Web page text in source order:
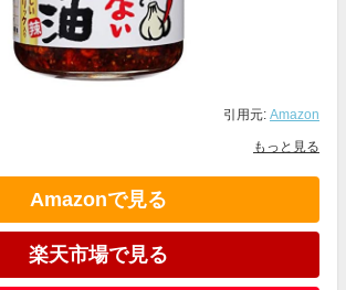
引用元: Amazon
もっと見る
Amazonで見る
楽天市場で見る